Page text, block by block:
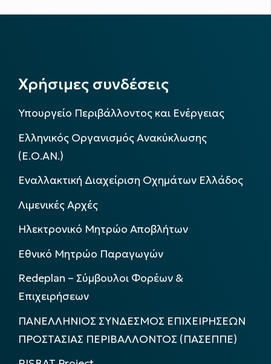
Χρήσιμες συνδέσεις
Υπουργείο Περιβάλλοντος και Ενέργειας
Ελληνικός Οργανισμός Ανακύκλωσης
(Ε.Ο.ΑΝ.)
Εναλλακτική Διαχείριση Οχημάτων Ελλάδος
Λιμενικές Αρχές
Ηλεκτρονικό Μητρώο Αποβλήτων
Εθνικό Μητρώο Παραγωγών
Redeplan – Σύμβουλοι Φορέων &
Επιχειρήσεων
ΠΑΝΕΛΛΗΝΙΟΣ ΣΥΝΔΕΣΜΟΣ ΕΠΙΧΕΙΡΗΣΕΩΝ
ΠΡΟΣΤΑΣΙΑΣ ΠΕΡΙΒΑΛΛΟΝΤΟΣ (ΠΑΣΕΠΠΕ)